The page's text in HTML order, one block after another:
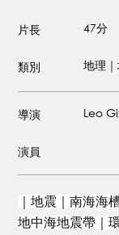
片長 47分
類別 地理
導演 Leo
演員
｜地震｜南海海
地中海地震帶｜